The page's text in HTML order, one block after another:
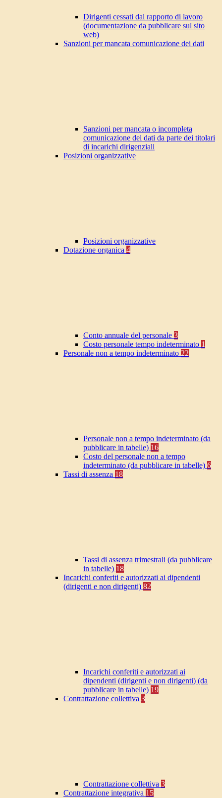
Dirigenti cessati dal rapporto di lavoro
(documentazione da pubblicare sul sito
web)
Sanzioni per mancata comunicazione dei dati
Sanzioni per mancata o incompleta
comunicazione dei dati da parte dei titolari
di incarichi dirigenziali
Posizioni organizzative
Posizioni organizzative
Dotazione organica 4
Conto annuale del personale 3
Costo personale tempo indeterminato 1
Personale non a tempo indeterminato 22
Personale non a tempo indeterminato (da
pubblicare in tabelle) 16
Costo del personale non a tempo
indeterminato (da pubblicare in tabelle) 6
Tassi di assenza 18
Tassi di assenza trimestrali (da pubblicare
in tabelle) 18
Incarichi conferiti e autorizzati ai dipendenti
(dirigenti e non dirigenti) 82
Incarichi conferiti e autorizzati ai
dipendenti (dirigenti e non dirigenti) (da
pubblicare in tabelle) 19
Contrattazione collettiva 3
Contrattazione collettiva 3
Contrattazione integrativa 15